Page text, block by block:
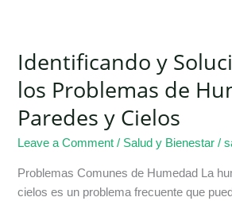
Identificando y
los Problemas de
Paredes y Cielos
Leave a Comment / Salud y Bienestar /
Problemas Comunes de Humedad La
cielos es un problema frecuente que
Identificando
Solucionando
los
Humedad
en